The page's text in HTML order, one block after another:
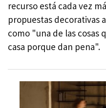
recurso está cada vez
propuestas decorativas
como "una de las cosas
casa porque dan pena".